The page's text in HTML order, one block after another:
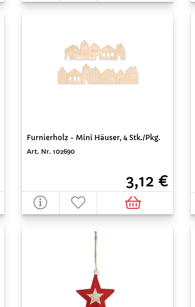
Furnierholz - Mini Häuser, 4 Stk./Pkg.
Art. Nr. 102690
3,12 €